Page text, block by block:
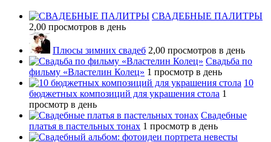
СВАДЕБНЫЕ ПАЛИТРЫ
2,00 просмотров в день
Плюсы зимних свадеб 2,00 просмотров в день
Свадьба по
фильму «Властелин Колец» 1 просмотр в день
10
бюджетных композиций для украшения стола 1
просмотр в день
Свадебные
платья в пастельных тонах 1 просмотр в день